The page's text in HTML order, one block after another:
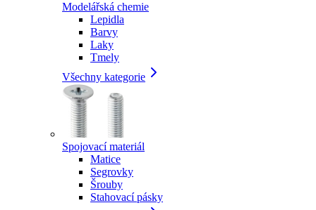
Modelářská chemie
Lepidla
Barvy
Laky
Tmely
Všechny kategorie
Spojovací materiál
Matice
Segrovky
Šrouby
Stahovací pásky